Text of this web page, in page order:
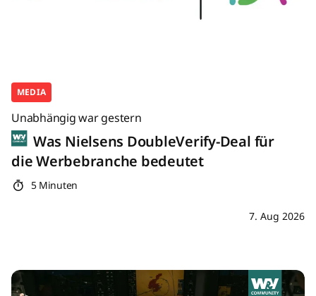
MEDIA
Unabhängig war gestern
Was Nielsens DoubleVerify-Deal für
die Werbebranche bedeutet
5 Minuten
7. Aug 2026